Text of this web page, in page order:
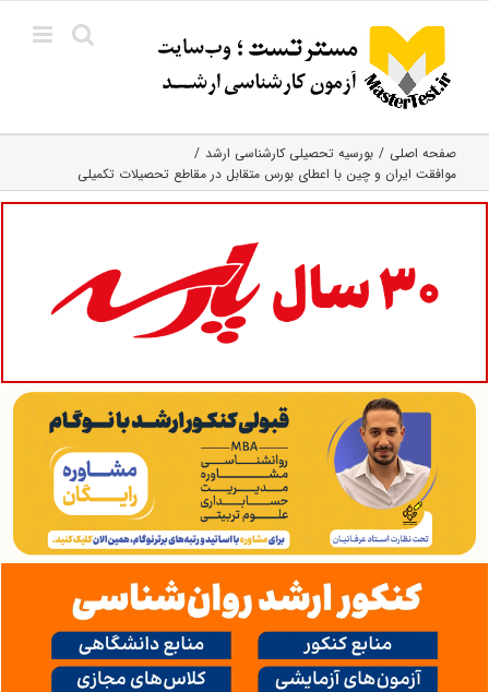
content
صفحه اصلی
بورسیه تحصیلی کارشناسی ارشد
موافقت ایران و چین با اعطای بورس متقابل در مقاطع تحصیلات تکمیلی